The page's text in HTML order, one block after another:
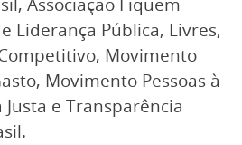
Associação Fiquem
Liderança Pública, Livres,
Movimento
Movimento Pessoas à
e Transparência